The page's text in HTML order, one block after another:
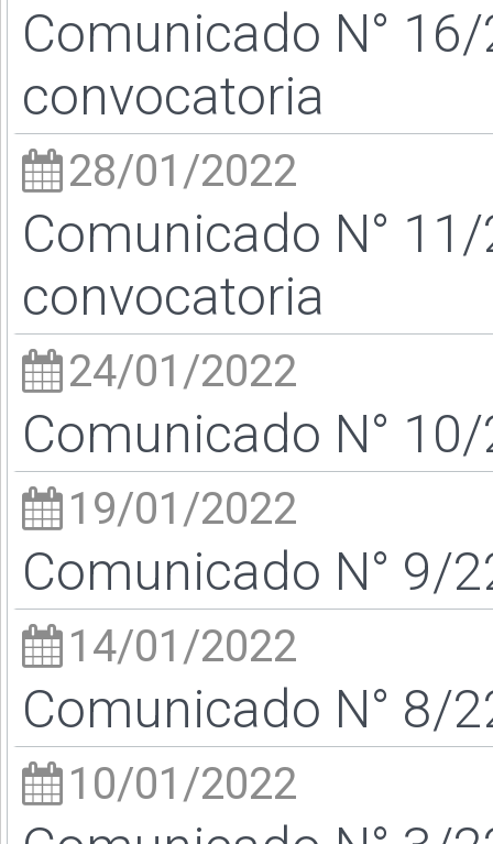
Comunicado N°
convocatoria
28/01/2022
Comunicado N°
convocatoria
24/01/2022
Comunicado N°
19/01/2022
Comunicado N° 9/
14/01/2022
Comunicado N° 8/
10/01/2022